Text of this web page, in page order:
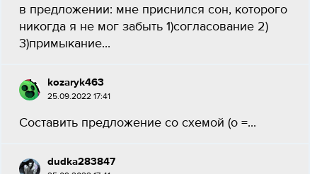
в предложении: мне приснился сон, которого
никогда я не мог забыть 1)согласование 2)
3)примыкание...
kozaryk463
25.09.2022 17:41
Составить предложение со схемой (о =...
dudka283847